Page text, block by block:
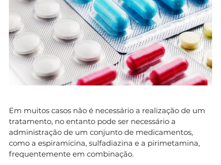
Em muitos casos não é necessário a realização de um
tratamento, no entanto pode ser necessário a
administração de um conjunto de medicamentos,
como a espiramicina, sulfadiazina e a pirimetamina,
frequentemente em combinação.